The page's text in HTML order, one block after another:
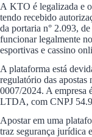
A KTO é legalizada e
tendo recebido
da portaria n° 2.093,
funcionar legalmente
esportivas e cassino
A plataforma está
regulatório das
0007/2024. A empresa
LTDA, com CNPJ
Apostar em uma
traz segurança jurídica